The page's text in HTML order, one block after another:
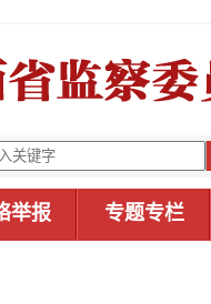
举报 专题专栏